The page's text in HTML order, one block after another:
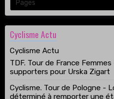
Cyclisme Actu
Cyclisme Actu
TDF. Tour de France
supporters pour Urska Zigart
Cyclisme. Tour de Pologne -
déterminé à remporter une